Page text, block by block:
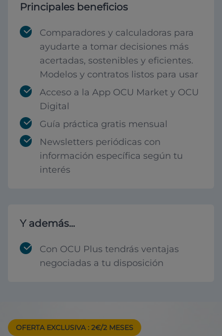
Principales beneficios
Comparadores y calculadoras para
ayudarte a tomar decisiones más
acertadas, sostenibles y eficientes.
Modelos y contratos listos para usar
Acceso a la App OCU Market y OCU
Digital
Guía práctica gratis mensual
Newsletters periódicas con
información específica según tu
interés
Y además...
Con OCU Plus tendrás ventajas
negociadas a tu disposición
OFERTA EXCLUSIVA : 2€/2 MESES